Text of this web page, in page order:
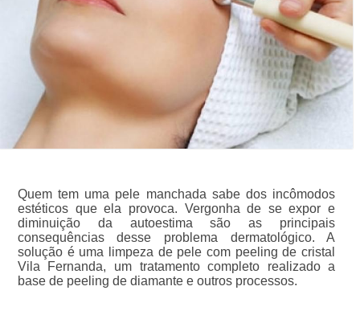
Quem tem uma pele manchada sabe dos incômodos
estéticos que ela provoca. Vergonha de se expor e
diminuição da autoestima são as principais
consequências desse problema dermatológico. A
solução é uma limpeza de pele com peeling de cristal
Vila Fernanda, um tratamento completo realizado a
base de peeling de diamante e outros processos.